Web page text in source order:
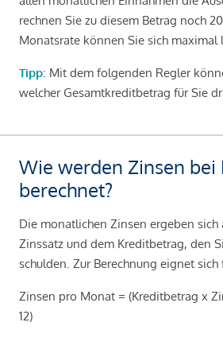
rechnen Sie zu diesem Betrag noch
Monatsrate können Sie sich maximal
Tipp: Mit dem folgenden Regler
welcher Gesamtkreditbetrag für Sie
Wie werden Zinsen bei
berechnet?
Die monatlichen Zinsen ergeben sich
Zinssatz und dem Kreditbetrag, den
schulden. Zur Berechnung eignet
Zinsen pro Monat = (Kreditbetrag x
12)